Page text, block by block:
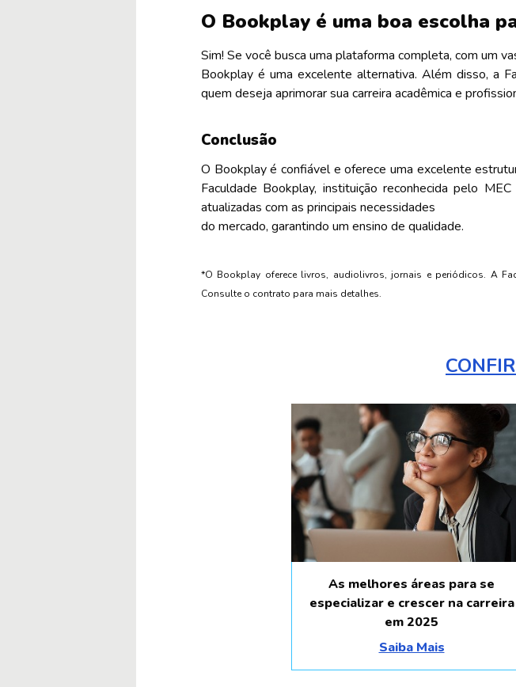
O Bookplay é uma boa escolha
Sim! Se você busca uma plataforma completa, com um
Bookplay é uma excelente alternativa. Além disso, a
quem deseja aprimorar sua carreira acadêmica e
Conclusão
O Bookplay é confiável e oferece uma excelente
Faculdade Bookplay, instituição reconhecida pelo
atualizadas com as principais necessidades
do mercado, garantindo um ensino de qualidade.
*O Bookplay oferece livros, audiolivros, jornais e periódicos. A
Consulte o contrato para mais detalhes.
As melhores áreas para se
especializar e crescer na carreira
em 2025
Saiba Mais